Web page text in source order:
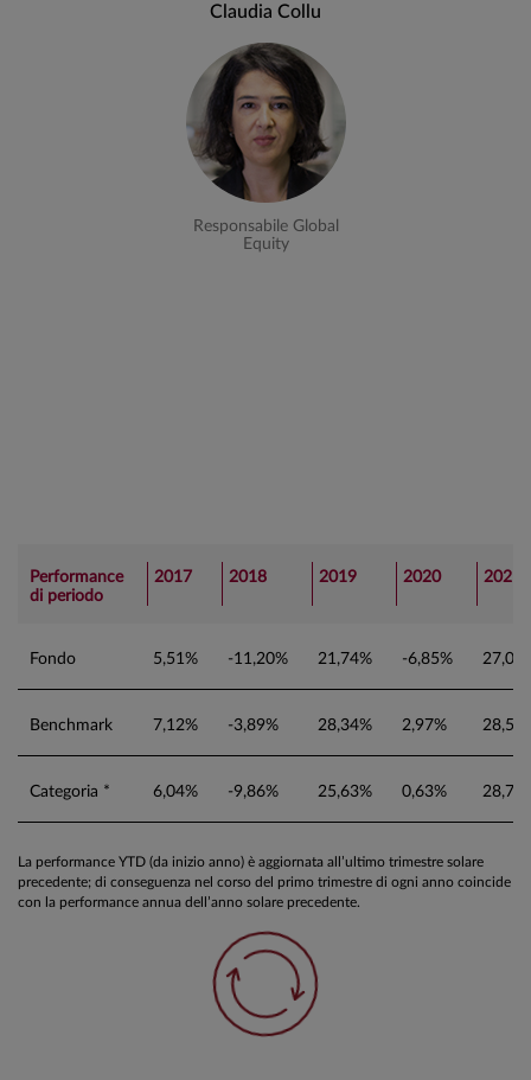
Claudia Collu
Responsabile Global
Equity
Performance
di periodo
2017 2018 2019 2020 2021
Fondo 5,51% -11,20% 21,74% -6,85%
Benchmark 7,12% -3,89% 28,34% 2,97%
Categoria * 6,04% -9,86% 25,63% 0,63%
La performance YTD (da inizio anno) è aggiornata all’ultimo trimestre solare
precedente; di conseguenza nel corso del primo trimestre di ogni anno coincide
con la performance annua dell’anno solare precedente.